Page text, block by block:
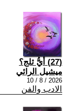
(27) أيُّ ثلج؟
ميشيل الرائي
2026 / 8 / 10
الادب والفن